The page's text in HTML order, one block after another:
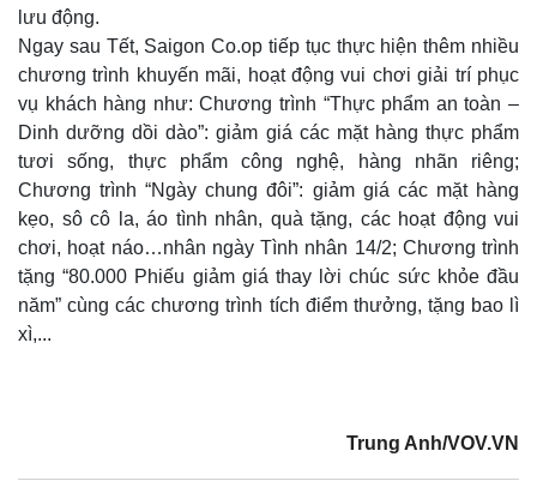
lưu động.
Ngay sau Tết, Saigon Co.op tiếp tục thực hiện thêm nhiều
chương trình khuyến mãi, hoạt động vui chơi giải trí phục
vụ khách hàng như: Chương trình “Thực phẩm an toàn –
Dinh dưỡng dồi dào”: giảm giá các mặt hàng thực phẩm
tươi sống, thực phẩm công nghệ, hàng nhãn riêng;
Chương trình “Ngày chung đôi”: giảm giá các mặt hàng
kẹo, sô cô la, áo tình nhân, quà tặng, các hoạt động vui
chơi, hoạt náo…nhân ngày Tình nhân 14/2; Chương trình
tặng “80.000 Phiếu giảm giá thay lời chúc sức khỏe đầu
năm” cùng các chương trình tích điểm thưởng, tặng bao lì
xì,...
Trung Anh/VOV.VN